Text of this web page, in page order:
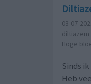
03-07-
diltiazem
Hoge
Sinds
Heb